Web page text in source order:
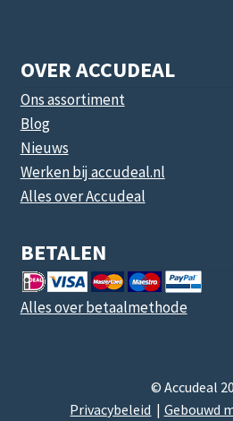
OVER ACCUDEAL
Ons assortiment
Blog
Nieuws
Werken bij accudeal.nl
Alles over Accudeal
BETALEN
Alles over betaalmethode
© Accudeal
Privacybeleid
Gebouwd